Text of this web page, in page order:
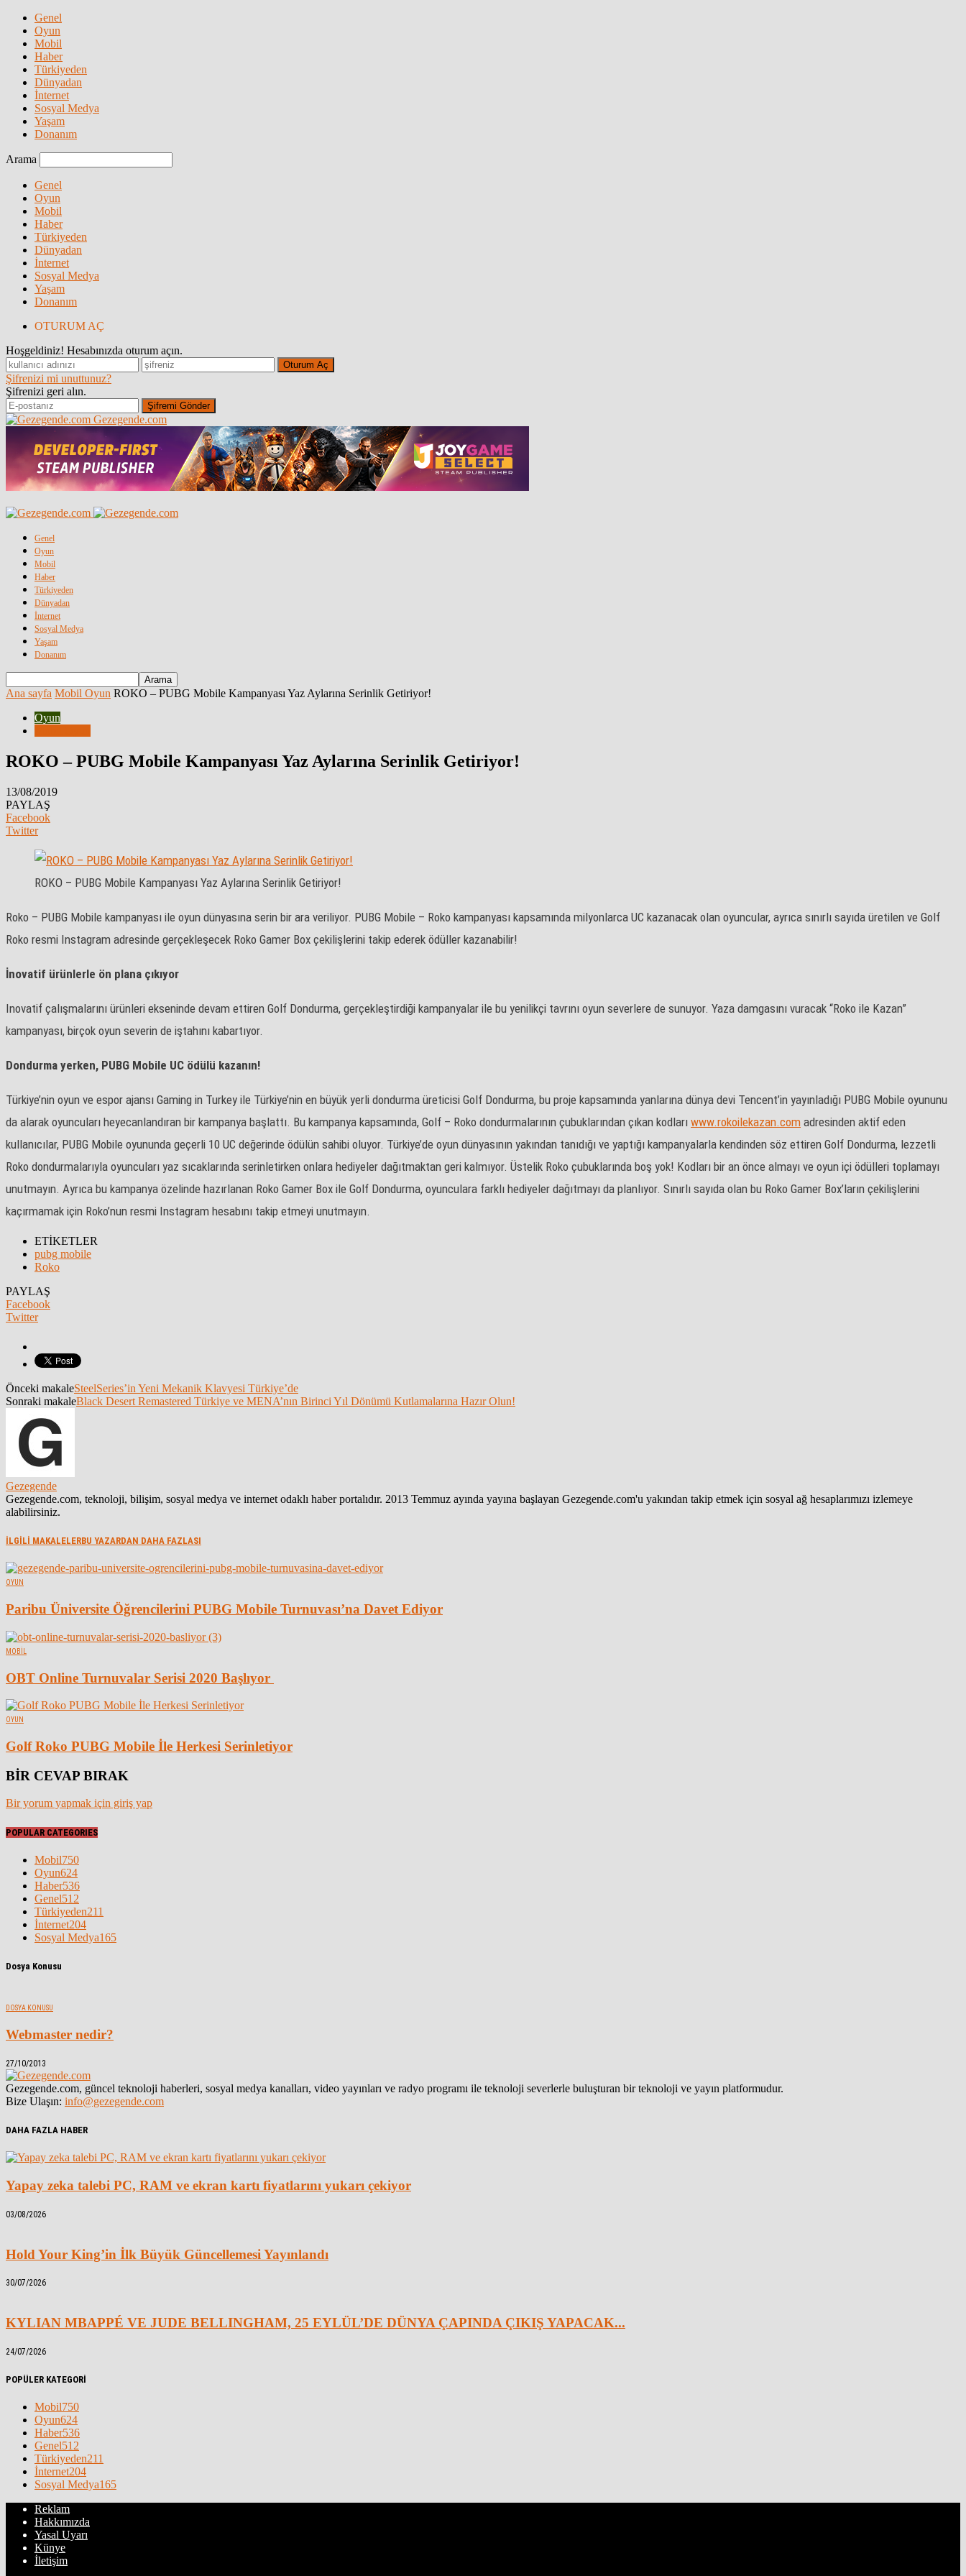
Genel
Oyun
Mobil
Haber
Türkiyeden
Dünyadan
İnternet
Sosyal Medya
Yaşam
Donanım
Arama
Genel
Oyun
Mobil
Haber
Türkiyeden
Dünyadan
İnternet
Sosyal Medya
Yaşam
Donanım
OTURUM AÇ
Hoşgeldiniz! Hesabınızda oturum açın.
Şifrenizi mi unuttunuz?
Şifrenizi geri alın.
Gezegende.com
Genel
Oyun
Mobil
Haber
Türkiyeden
Dünyadan
İnternet
Sosyal Medya
Yaşam
Donanım
Ana sayfa Mobil Oyun ROKO – PUBG Mobile Kampanyası Yaz Aylarına Serinlik Getiriyor!
Oyun
ROKO – PUBG Mobile Kampanyası Yaz Aylarına Serinlik Getiriyor!
13/08/2019
PAYLAŞ
Facebook
Twitter
ROKO – PUBG Mobile Kampanyası Yaz Aylarına Serinlik Getiriyor!
Roko – PUBG Mobile kampanyası ile oyun dünyasına serin bir ara veriliyor. PUBG Mobile – Roko kampanyası kapsamında milyonlarca UC kazanacak olan oyuncular, ayrıca sınırlı sayıda üretilen ve Golf
Roko resmi Instagram adresinde gerçekleşecek Roko Gamer Box çekilişlerini takip ederek ödüller kazanabilir!
İnovatif ürünlerle ön plana çıkıyor
Inovatif çalışmalarını ürünleri ekseninde devam ettiren Golf Dondurma, gerçekleştirdiği kampanyalar ile bu yenilikçi tavrını oyun severlere de sunuyor. Yaza damgasını vuracak “Roko ile Kazan”
kampanyası, birçok oyun severin de iştahını kabartıyor.
Dondurma yerken, PUBG Mobile UC ödülü kazanın!
Türkiye’nin oyun ve espor ajansı Gaming in Turkey ile Türkiye’nin en büyük yerli dondurma üreticisi Golf Dondurma, bu proje kapsamında yanlarına dünya devi Tencent’in yayınladığı PUBG Mobile oyununu
da alarak oyuncuları heyecanlandıran bir kampanya başlattı. Bu kampanya kapsamında, Golf – Roko dondurmalarının çubuklarından çıkan kodları www.rokoilekazan.com adresinden aktif eden
kullanıcılar, PUBG Mobile oyununda geçerli 10 UC değerinde ödülün sahibi oluyor. Türkiye’de oyun dünyasının yakından tanıdığı ve yaptığı kampanyalarla kendinden söz ettiren Golf Dondurma, lezzetli
Roko dondurmalarıyla oyuncuları yaz sıcaklarında serinletirken onlara hediyeler dağıtmaktan geri kalmıyor. Üstelik Roko çubuklarında boş yok! Kodları bir an önce almayı ve oyun içi ödülleri toplamayı
unutmayın. Ayrıca bu kampanya özelinde hazırlanan Roko Gamer Box ile Golf Dondurma, oyunculara farklı hediyeler dağıtmayı da planlıyor. Sınırlı sayıda olan bu Roko Gamer Box’ların çekilişlerini
kaçırmamak için Roko’nun resmi Instagram hesabını takip etmeyi unutmayın.
ETİKETLER
pubg mobile
Roko
PAYLAŞ
Facebook
Twitter
Önceki makaleSteelSeries’in Yeni Mekanik Klavyesi Türkiye’de
Sonraki makaleBlack Desert Remastered Türkiye ve MENA’nın Birinci Yıl Dönümü Kutlamalarına Hazır Olun!
Gezegende
Gezegende.com, teknoloji, bilişim, sosyal medya ve internet odaklı haber portalıdır. 2013 Temmuz ayında yayına başlayan Gezegende.com'u yakından takip etmek için sosyal ağ hesaplarımızı izlemeye
alabilirsiniz.
İLGİLİ MAKALELERBU YAZARDAN DAHA FAZLASI
OYUN
Paribu Üniversite Öğrencilerini PUBG Mobile Turnuvası’na Davet Ediyor
MOBIL
OBT Online Turnuvalar Serisi 2020 Başlıyor
OYUN
Golf Roko PUBG Mobile İle Herkesi Serinletiyor
BİR CEVAP BIRAK
Bir yorum yapmak için giriş yap
POPULAR CATEGORIES
Mobil750
Oyun624
Haber536
Genel512
Türkiyeden211
İnternet204
Sosyal Medya165
Dosya Konusu
DOSYA KONUSU
Webmaster nedir?
27/10/2013
Gezegende.com, güncel teknoloji haberleri, sosyal medya kanalları, video yayınları ve radyo programı ile teknoloji severlerle buluşturan bir teknoloji ve yayın platformudur.
Bize Ulaşın: info@gezegende.com
DAHA FAZLA HABER
Yapay zeka talebi PC, RAM ve ekran kartı fiyatlarını yukarı çekiyor
03/08/2026
Hold Your King’in İlk Büyük Güncellemesi Yayınlandı
30/07/2026
KYLIAN MBAPPÉ VE JUDE BELLINGHAM, 25 EYLÜL’DE DÜNYA ÇAPINDA ÇIKIŞ YAPACAK...
24/07/2026
POPÜLER KATEGORİ
Mobil750
Oyun624
Haber536
Genel512
Türkiyeden211
İnternet204
Sosyal Medya165
Reklam
Hakkımızda
Yasal Uyarı
Künye
İletişim